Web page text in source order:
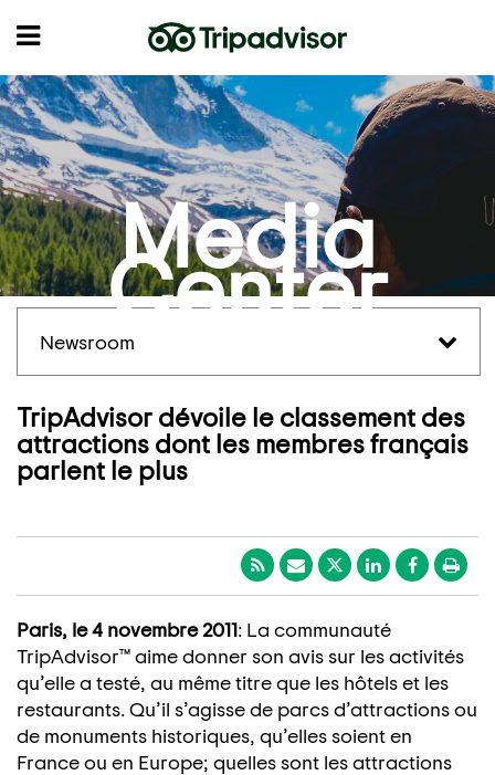
Media
Center
Newsroom
TripAdvisor dévoile le classement des
attractions dont les membres français
parlent le plus
Paris, le 4 novembre 2011: La communauté
TripAdvisor™ aime donner son avis sur les activités
qu’elle a testé, au même titre que les hôtels et les
restaurants. Qu’il s’agisse de parcs d’attractions ou
de monuments historiques, qu’elles soient en
France ou en Europe; quelles sont les attractions